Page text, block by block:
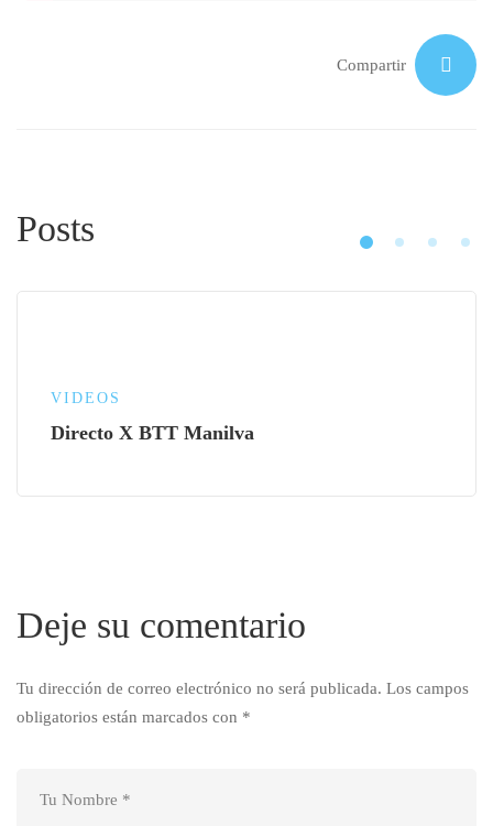
Compartir
Posts
VIDEOS
Directo X BTT Manilva
Deje su comentario
Tu dirección de correo electrónico no será publicada. Los campos
obligatorios están marcados con *